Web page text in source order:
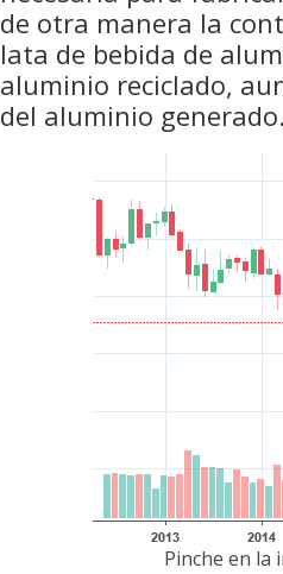
de otra manera la
lata de bebida de
aluminio reciclado,
del aluminio generado.
Pinche en la